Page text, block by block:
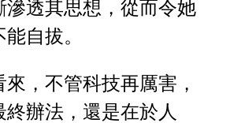
滲透其思想，從而令她
自拔。
，不管科技再厲害，
辦法，還是在於人